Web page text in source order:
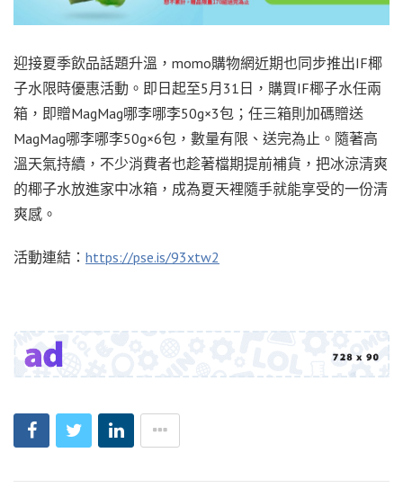
迎接夏季飲品話題升溫，momo購物網近期也同步推出IF椰
子水限時優惠活動。即日起至5月31日，購買IF椰子水任兩
箱，即贈MagMag哪李哪李50g×3包；任三箱則加碼贈送
MagMag哪李哪李50g×6包，數量有限、送完為止。隨著高
溫天氣持續，不少消費者也趁著檔期提前補貨，把冰涼清爽
的椰子水放進家中冰箱，成為夏天裡隨手就能享受的一份清
爽感。
活動連結： https://pse.is/93xtw2